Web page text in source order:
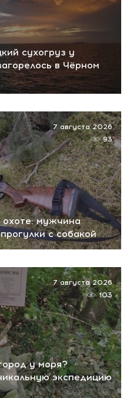
сухогруз у
в Чёрном
охоте: мужчина
с собакой
7 августа 2026
93
у моря?
экспедицию
7 августа 2026
103